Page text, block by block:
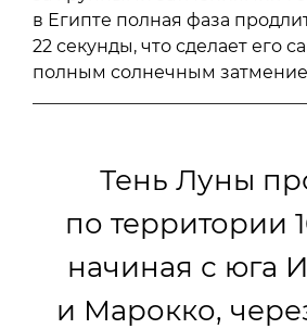
в Египте полная фаза
22 секунды, что сделает его
полным солнечным
Тень Луны
по территории
начиная с юга
и Марокко,